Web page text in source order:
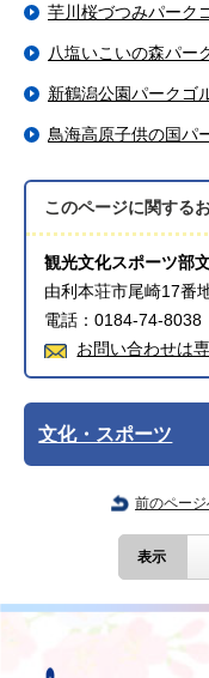
芋川桜づつみパーク
八塩いこいの森パー
新鶴潟公園パークゴ
鳥海高原子供の国パ
このページに関する
観光文化スポーツ部
由利本荘市尾崎17番
電話：0184-74-
お問い合わせは
文化・スポーツ
前のペー
表示